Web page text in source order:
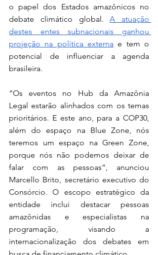
o papel dos Estados amazônicos no
debate climático global. A atuação
destes entes subnacionais ganhou
projeção na política externa e tem o
potencial de influenciar a agenda
brasileira.
“Os eventos no Hub da Amazônia
Legal estarão alinhados com os temas
prioritários. E este ano, para a COP30,
além do espaço na Blue Zone, nós
teremos um espaço na Green Zone,
porque nós não podemos deixar de
falar com as pessoas”, anunciou
Marcello Brito, secretário executivo do
Consórcio. O escopo estratégico da
entidade inclui destacar pessoas
amazônidas e especialistas na
programação, visando a
internacionalização dos debates em